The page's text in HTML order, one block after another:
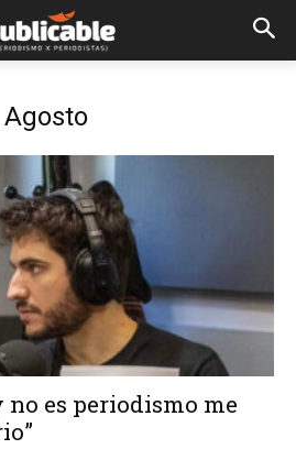
no es periodismo me